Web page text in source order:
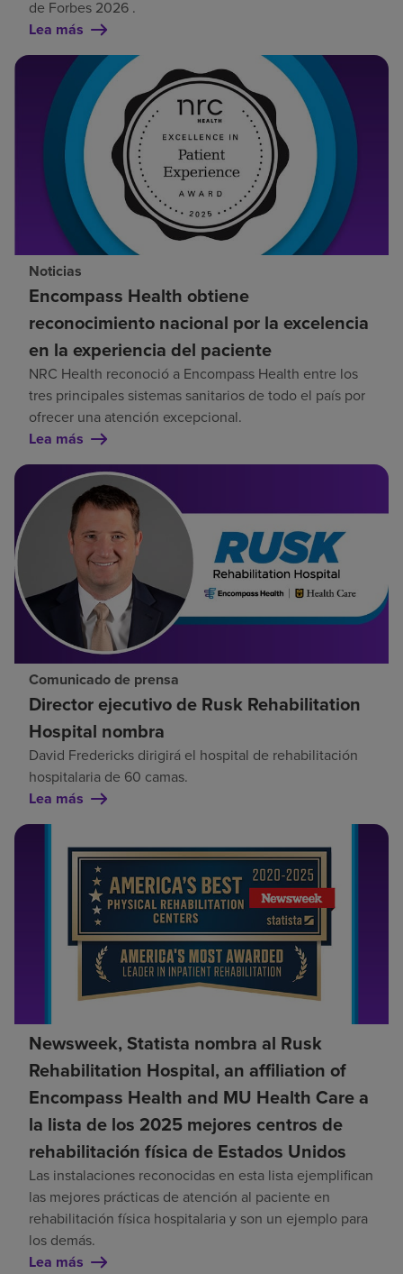
de Forbes 2026 .
Lea más
Noticias
Encompass Health obtiene
reconocimiento nacional por la excelencia
en la experiencia del paciente
NRC Health reconoció a Encompass Health entre los
tres principales sistemas sanitarios de todo el país por
ofrecer una atención excepcional.
Lea más
Comunicado de prensa
Director ejecutivo de Rusk Rehabilitation
Hospital nombra
David Fredericks dirigirá el hospital de rehabilitación
hospitalaria de 60 camas.
Lea más
Newsweek, Statista nombra al Rusk
Rehabilitation Hospital, an affiliation of
Encompass Health and MU Health Care a
la lista de los 2025 mejores centros de
rehabilitación física de Estados Unidos
Las instalaciones reconocidas en esta lista ejemplifican
las mejores prácticas de atención al paciente en
rehabilitación física hospitalaria y son un ejemplo para
los demás.
Lea más